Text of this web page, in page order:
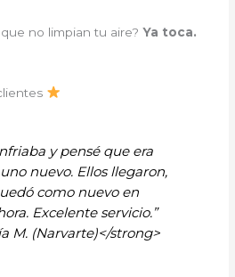
no limpian tu aire?Ya toca.
y pensé que era
nuevo. Ellos llegaron,
como nuevo en
Excelente servicio.”
M. (Narvarte)</strong>